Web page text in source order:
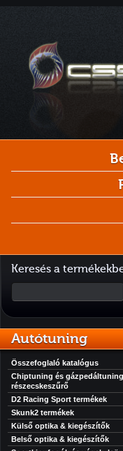
Keresés a
Autótuning
Összefoglaló katalógus
Chiptuning és
részecskeszűrő
D2 Racing Sport termékek
Skunk2 termékek
Külső optika & kiegészítők
Belső optika & kiegészítők